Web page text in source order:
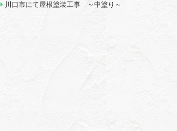
川口市にて屋根塗装工事 ～中塗り～